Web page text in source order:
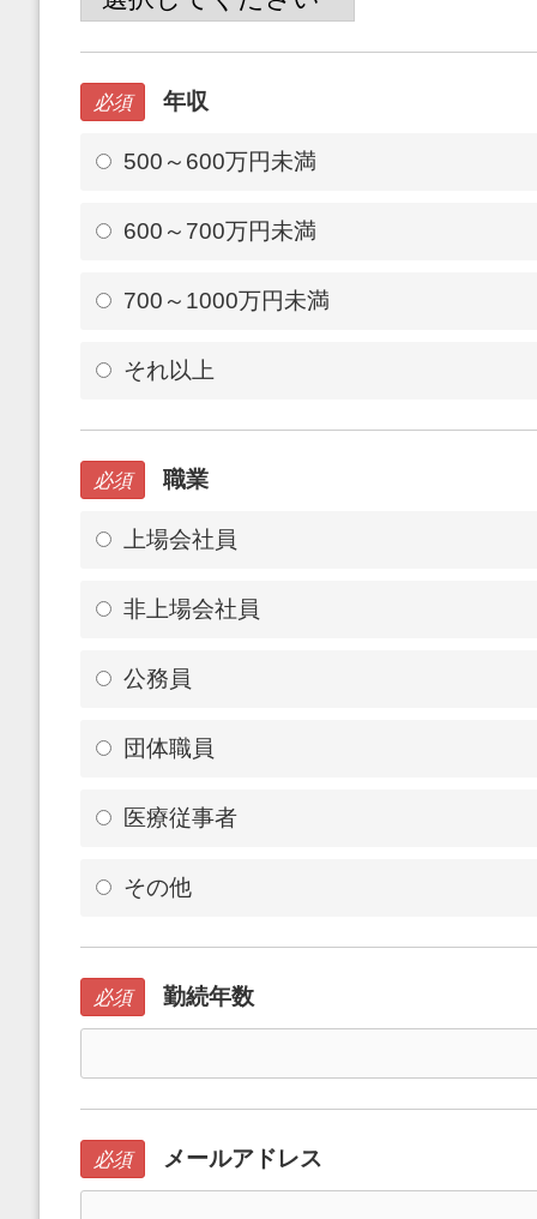
必須 年収
500～600万円未満
600～700万円未満
700～1000万円未満
それ以上
必須 職業
上場会社員
非上場会社員
公務員
団体職員
医療従事者
その他
必須 勤続年数
必須 メールアドレス